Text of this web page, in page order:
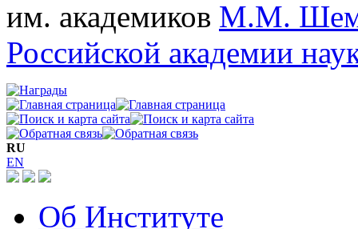
им. академиков М.М.
Российской академии
RU
EN
Об Институте